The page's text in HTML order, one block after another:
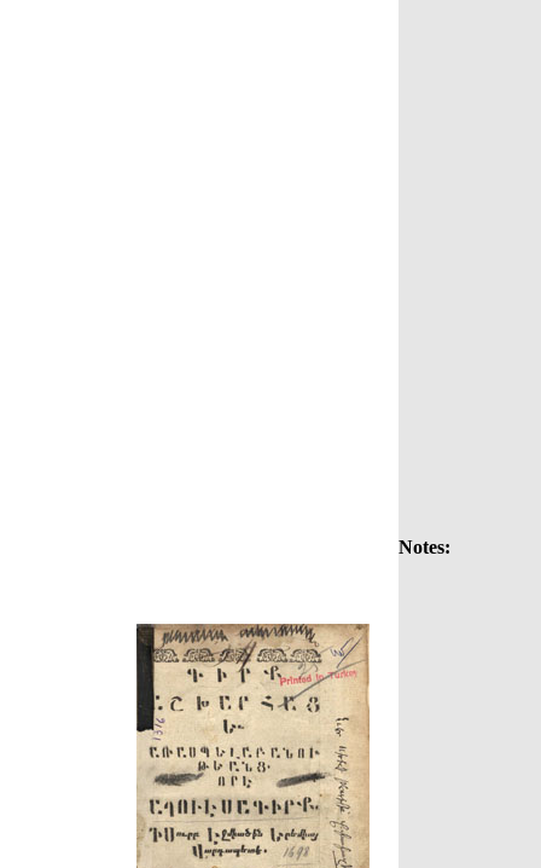
Notes: